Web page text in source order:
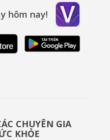
hôm nay!
CHUYÊN GIA
KHỎE